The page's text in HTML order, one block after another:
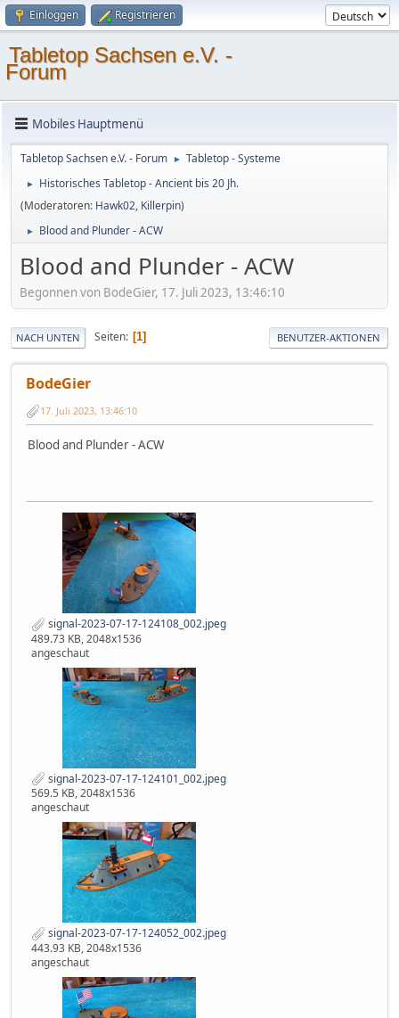
Einloggen Registrieren
Tabletop Sachsen e.V. -
Forum
Mobiles Hauptmenü
Tabletop Sachsen e.V. - Forum ► Tabletop - Systeme
►
Historisches Tabletop - Ancient bis 20 Jh.
(Moderatoren: Hawk02, Killerpin)
► Blood and Plunder - ACW
Blood and Plunder - ACW
Begonnen von BodeGier, 17. Juli 2023, 13:46:10
NACH UNTEN Seiten 1 BENUTZER-AKTIONEN
BodeGier
17. Juli 2023, 13:46:10
Blood and Plunder - ACW
signal-2023-07-17-124108_002.jpeg
489.73 KB, 2048x1536
angeschaut
signal-2023-07-17-124101_002.jpeg
569.5 KB, 2048x1536
angeschaut
signal-2023-07-17-124052_002.jpeg
443.93 KB, 2048x1536
angeschaut